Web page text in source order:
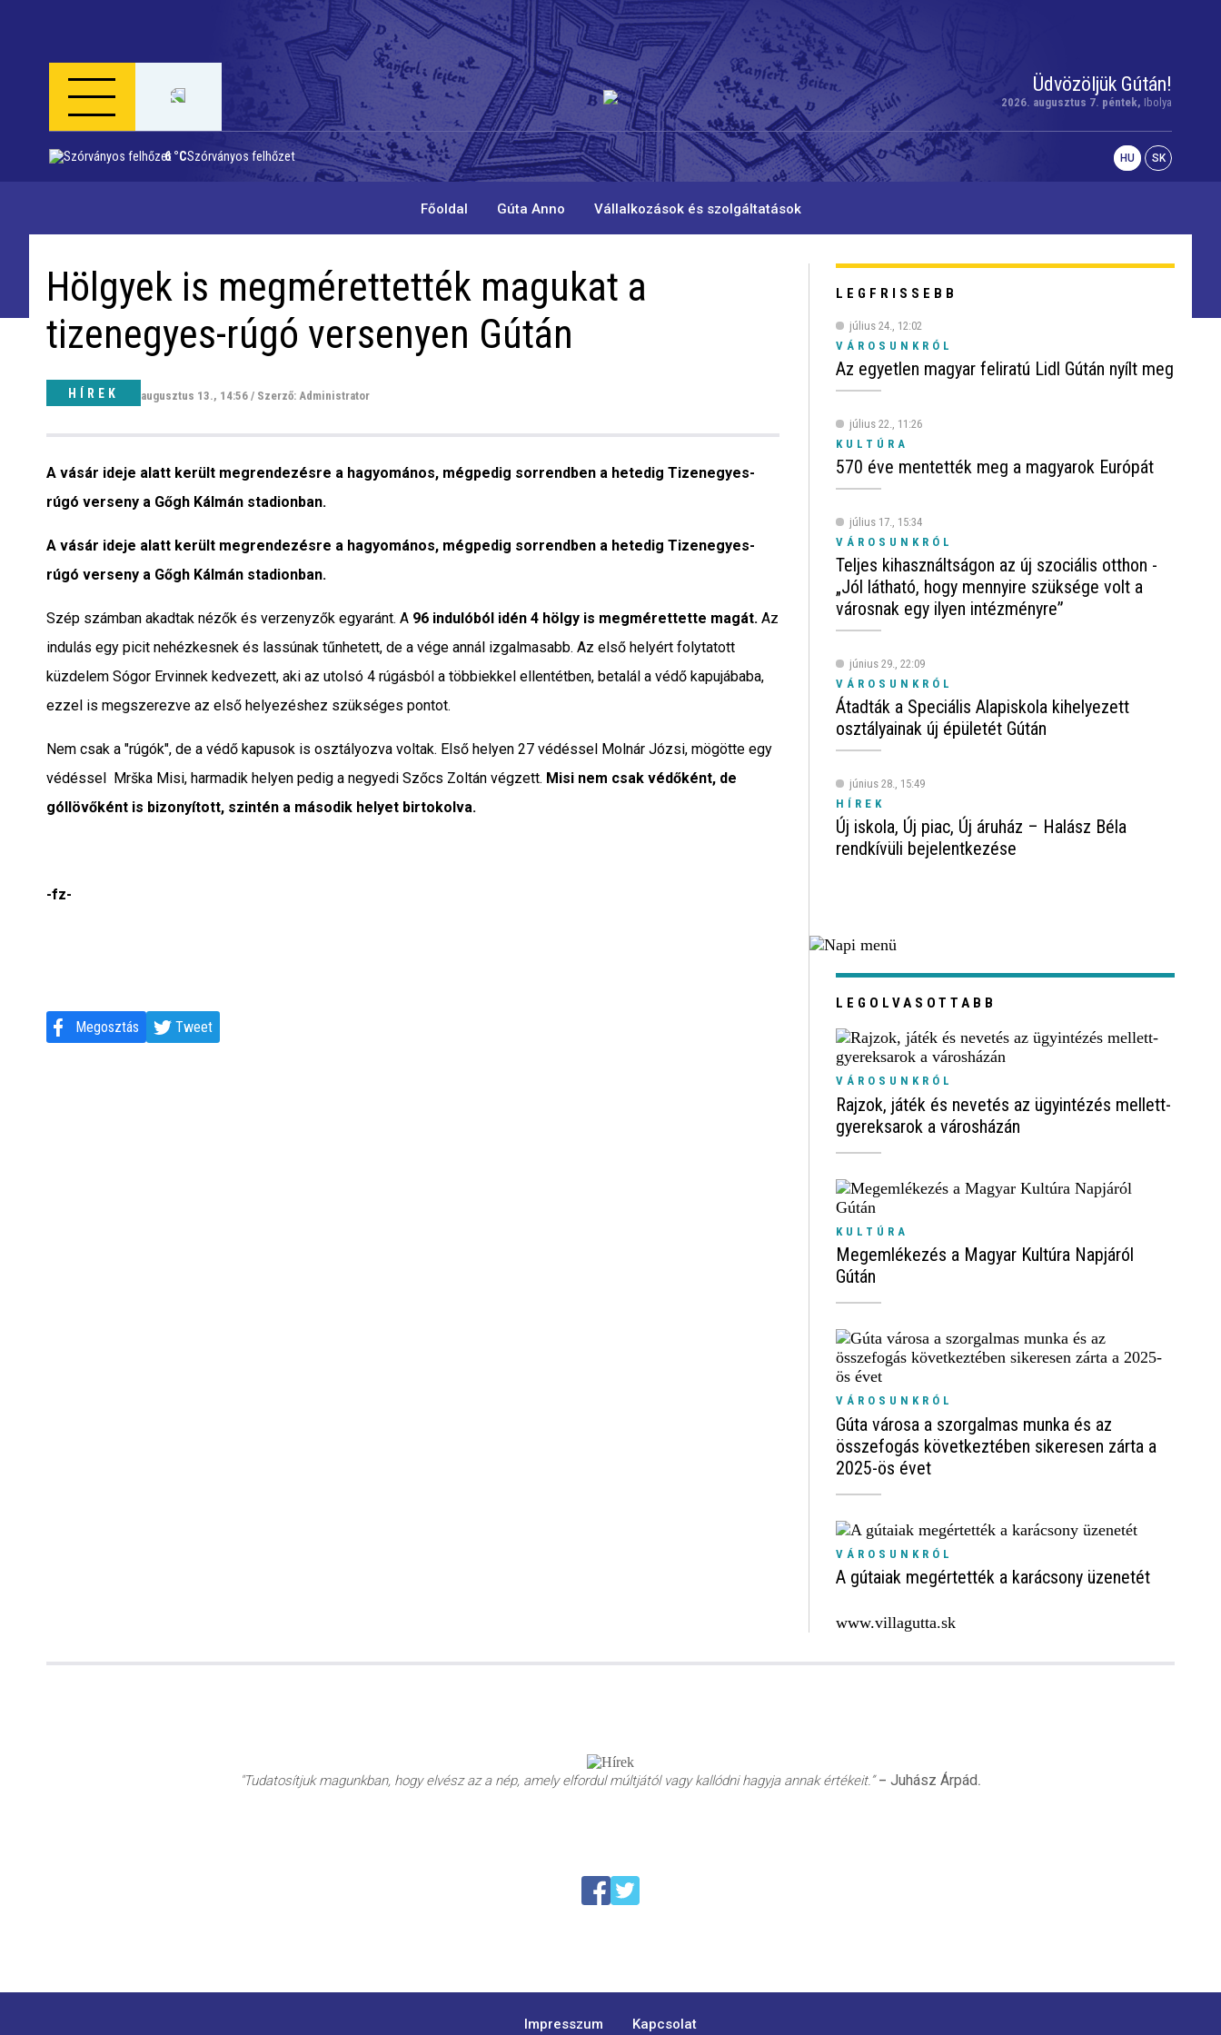
Riport
Közigazgatás
Időjárás
Kultúra
Gyereksarok
PR
Sport
Kapcsolat
Üdvözöljük Gútán!
2026. augusztus 7. péntek, Ibolya
6 °CSzórványos felhőzet HU SK
Főoldal Gúta Anno Vállalkozások és szolgáltatások
Hölgyek is megmérettették magukat a
tizenegyes-rúgó versenyen Gútán
HÍREK augusztus 13., 14:56 / Szerző: Administrator
A vásár ideje alatt került megrendezésre a hagyomános, mégpedig sorrendben a hetedig Tizenegyes-
rúgó verseny a Gőgh Kálmán stadionban.
A vásár ideje alatt került megrendezésre a hagyomános, mégpedig sorrendben a hetedig Tizenegyes-
rúgó verseny a Gőgh Kálmán stadionban.
Szép számban akadtak nézők és verzenyzők egyaránt. A 96 indulóból idén 4 hölgy is megmérettette magát. Az
indulás egy picit nehézkesnek és lassúnak tűnhetett, de a vége annál izgalmasabb. Az első helyért folytatott
küzdelem Sógor Ervinnek kedvezett, aki az utolsó 4 rúgásból a többiekkel ellentétben, betalál a védő kapujábaba,
ezzel is megszerezve az első helyezéshez szükséges pontot.
Nem csak a "rúgók", de a védő kapusok is osztályozva voltak. Első helyen 27 védéssel Molnár Józsi, mögötte egy
védéssel Mrška Misi, harmadik helyen pedig a negyedi Szőcs Zoltán végzett. Misi nem csak védőként, de
góllövőként is bizonyított, szintén a második helyet birtokolva.
-fz-
Megosztás Tweet
LEGOLVASOTTABB
VÁROSUNKRÓL
Rajzok, játék és nevetés az ügyintézés mellett-
gyereksarok a városházán
KULTÚRA
Megemlékezés a Magyar Kultúra Napjáról
Gútán
VÁROSUNKRÓL
Gúta városa a szorgalmas munka és az
összefogás következtében sikeresen zárta a
2025-ös évet
VÁROSUNKRÓL
A gútaiak megértették a karácsony üzenetét
LEGFRISSEBB
július 24., 12:02
VÁROSUNKRÓL
Az egyetlen magyar feliratú Lidl Gútán nyílt meg
július 22., 11:26
KULTÚRA
570 éve mentették meg a magyarok Európát
július 17., 15:34
VÁROSUNKRÓL
Teljes kihasználtságon az új szociális otthon -
„Jól látható, hogy mennyire szüksége volt a
városnak egy ilyen intézményre”
június 29., 22:09
VÁROSUNKRÓL
Átadták a Speciális Alapiskola kihelyezett
osztályainak új épületét Gútán
június 28., 15:49
HÍREK
Új iskola, Új piac, Új áruház – Halász Béla
rendkívüli bejelentkezése
www.villagutta.sk
"Tudatosítjuk magunkban, hogy elvész az a nép, amely elfordul múltjától vagy kallódni hagyja annak értékeit.”– Juhász Árpád.
Impresszum Kapcsolat